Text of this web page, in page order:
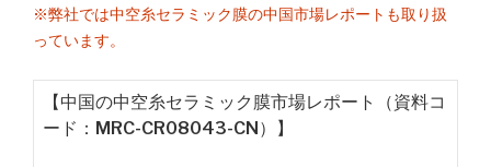
※弊社では中空糸セラミック膜の中国市場レポートも取り扱
っています。
【中国の中空糸セラミック膜市場レポート（資料コ
ード：MRC-CR08043-CN）】